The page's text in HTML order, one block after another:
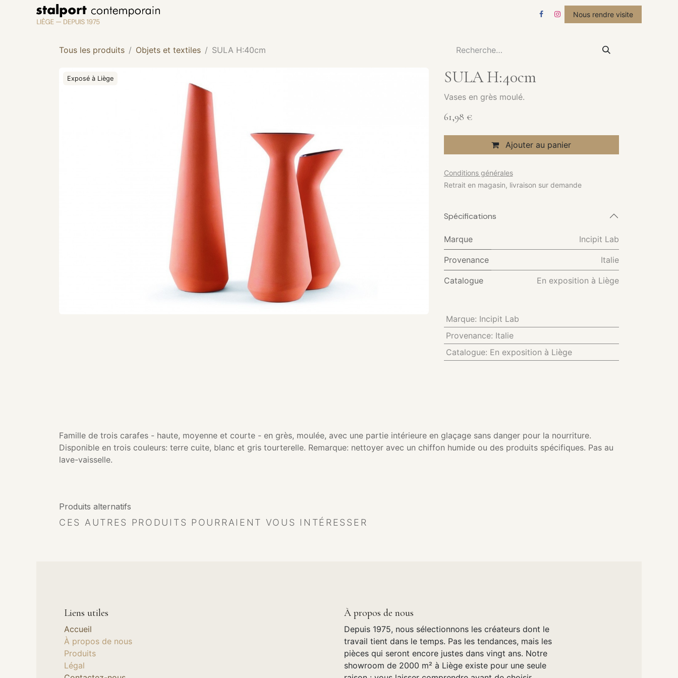
Se rendre au contenu
Nous rendre visite
Tous les produits Objets et textiles SULA H:40cm
Exposé à Liège SULA H:40cm
Vases en grès moulé.
61,98 €
Ajouter au panier
Conditions générales
Retrait en magasin, livraison sur demande
Spécifications
Marque Incipit Lab
Provenance Italie
Catalogue En exposition à Liège
Marque: Incipit Lab
Provenance: Italie
Catalogue: En exposition à Liège
Famille de trois carafes - haute, moyenne et courte - en grès, moulée, avec une partie intérieure en glaçage sans danger pour la nourriture.
Disponible en trois couleurs: terre cuite, blanc et gris tourterelle. Remarque: nettoyer avec un chiffon humide ou des produits spécifiques. Pas au
lave-vaisselle.
Produits alternatifs
CES AUTRES PRODUITS POURRAIENT VOUS INTÉRESSER
Liens utiles
Accueil
À propos de nous
Produits
Légal
À propos de nous
Depuis 1975, nous sélectionnons les créateurs dont le
travail tient dans le temps. Pas les tendances, mais les
pièces qui seront encore justes dans vingt ans. Notre
showroom de 2000 m² à Liège existe pour une seule